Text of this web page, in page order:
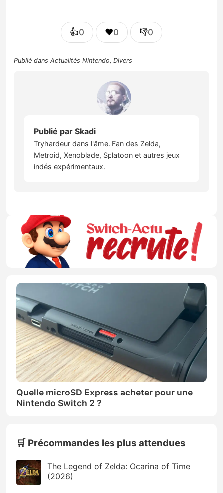
👍0 ❤️0 👎0
Publié dansActualités Nintendo,Divers
Publié parSkadi
Tryhardeur dans l'âme. Fan des Zelda,
Metroid, Xenoblade, Splatoon et autres jeux
indés expérimentaux.
Quelle microSD Express acheter pour une
Nintendo Switch 2 ?
🛒 Précommandes les plus attendues
The Legend of Zelda: Ocarina of Time
(2026)